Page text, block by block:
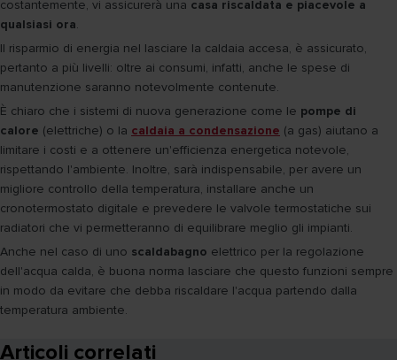
costantemente, vi assicurerà una casa riscaldata e piacevole a
qualsiasi ora.
Il risparmio di energia nel lasciare la caldaia accesa, è assicurato,
pertanto a più livelli: oltre ai consumi, infatti, anche le spese di
manutenzione saranno notevolmente contenute.
È chiaro che i sistemi di nuova generazione come le pompe di
calore (elettriche) o la caldaia a condensazione (a gas) aiutano a
limitare i costi e a ottenere un'efficienza energetica notevole,
rispettando l'ambiente. Inoltre, sarà indispensabile, per avere un
migliore controllo della temperatura, installare anche un
cronotermostato digitale e prevedere le valvole termostatiche sui
radiatori che vi permetteranno di equilibrare meglio gli impianti.
Anche nel caso di uno scaldabagno elettrico per la regolazione
dell'acqua calda, è buona norma lasciare che questo funzioni sempre
in modo da evitare che debba riscaldare l'acqua partendo dalla
temperatura ambiente.
Articoli correlati